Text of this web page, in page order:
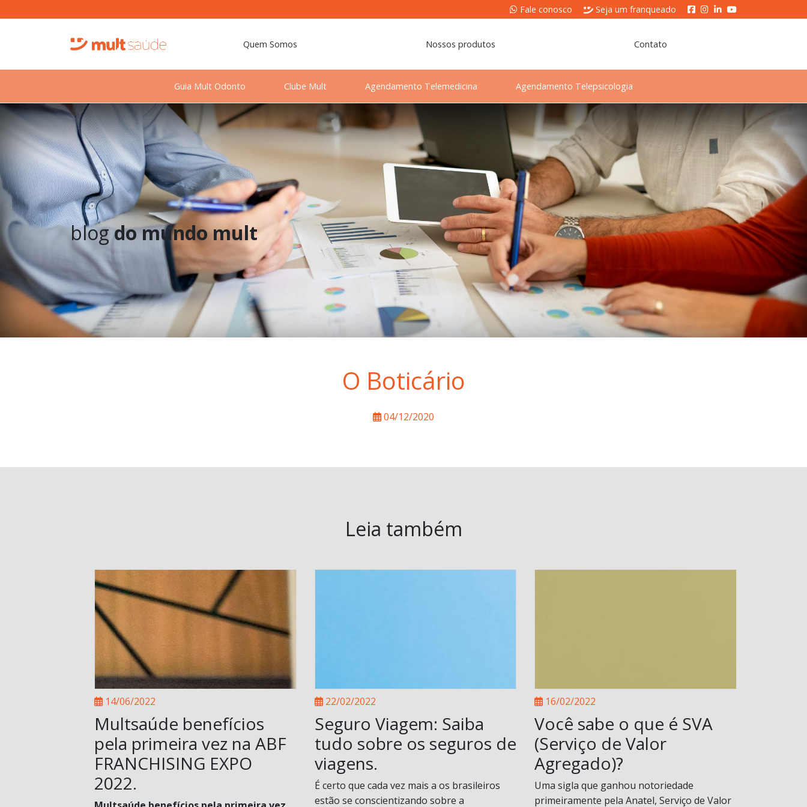
Fale conosco Seja um franqueado
Quem Somos Nossos produtos Contato
Guia Mult Odonto Clube Mult Agendamento Telemedicina Agendamento Telepsicologia
blogdo mundo mult
O Boticário
04/12/2020
Leia também
14/06/2022
Multsaúde benefícios
pela primeira vez na ABF
FRANCHISING EXPO
2022.
22/02/2022
Seguro Viagem: Saiba
tudo sobre os seguros de
viagens.
É certo que cada vez mais a os brasileiros
estão se conscientizando sobre a
16/02/2022
Você sabe o que é SVA
(Serviço de Valor
Agregado)?
Uma sigla que ganhou notoriedade
primeiramente pela Anatel, Serviço de Valor